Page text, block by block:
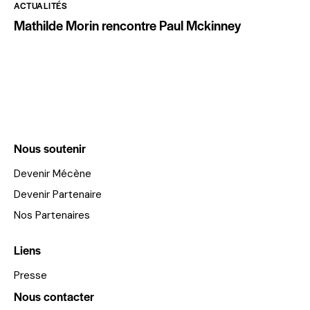
ACTUALITÉS
Mathilde Morin rencontre Paul Mckinney
Nous soutenir
Devenir Mécène
Devenir Partenaire
Nos Partenaires
Liens
Presse
Nous contacter